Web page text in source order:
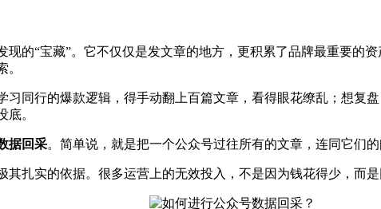
的“宝藏”。它不仅仅是发文章的地方，更积累了品牌最重要的
。
同行的爆款逻辑，得手动翻上百篇文章，看得眼花缭乱；想复
。
据回采。简单说，就是把一个公众号过往所有的文章，连同它们
扎实的依据。很多运营上的无效投入，不是因为钱花得少，而是